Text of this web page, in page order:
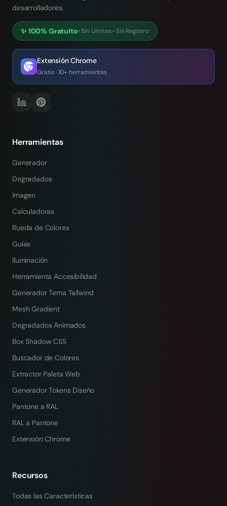
desarrolladores.
✨100% Gratuito•Sin Límites• Sin Registro
Extensión Chrome
Gratis · 10+ herramientas
Herramientas
Generador
Degradados
Imagen
Calculadoras
Rueda de Colores
Guías
Iluminación
Herramienta Accesibilidad
Generador Tema Tailwind
Mesh Gradient
Degradados Animados
Box Shadow CSS
Buscador de Colores
Extractor Paleta Web
Generador Tokens Diseño
Pantone a RAL
RAL a Pantone
Extensión Chrome
Recursos
Todas las Características